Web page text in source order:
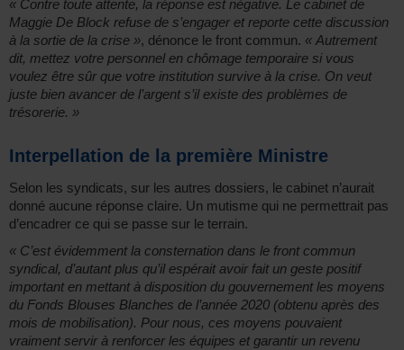
« Contre toute attente, la réponse est négative. Le cabinet de
Maggie De Block refuse de s’engager et reporte cette discussion
à la sortie de la crise », dénonce le front commun. « Autrement
dit, mettez votre personnel en chômage temporaire si vous
voulez être sûr que votre institution survive à la crise. On veut
juste bien avancer de l’argent s’il existe des problèmes de
trésorerie. »
Interpellation de la première Ministre
Selon les syndicats, sur les autres dossiers, le cabinet n’aurait
donné aucune réponse claire. Un mutisme qui ne permettrait pas
d’encadrer ce qui se passe sur le terrain.
« C’est évidemment la consternation dans le front commun
syndical, d’autant plus qu’il espérait avoir fait un geste positif
important en mettant à disposition du gouvernement les moyens
du Fonds Blouses Blanches de l’année 2020 (obtenu après des
mois de mobilisation). Pour nous, ces moyens pouvaient
vraiment servir à renforcer les équipes et garantir un revenu